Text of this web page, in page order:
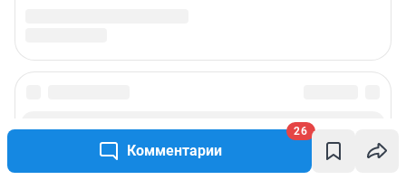
Комментарии
26